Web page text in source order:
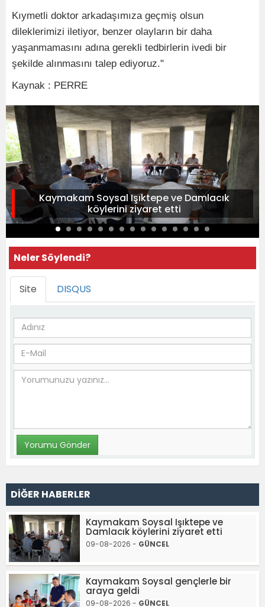
Kıymetli doktor arkadaşımıza geçmiş olsun
dileklerimizi iletiyor, benzer olayların bir daha
yaşanmamasını adına gerekli tedbirlerin ivedi bir
şekilde alınmasını talep ediyoruz."
Kaynak : PERRE
Kaymakam Soysal Işıktepe ve Damlacık
köylerini ziyaret etti
Neler Söylendi?
Site DISQUS
DİĞER HABERLER
Kaymakam Soysal Işıktepe ve
Damlacık köylerini ziyaret etti
09-08-2026 - GÜNCEL
Kaymakam Soysal gençlerle bir
araya geldi
09-08-2026 - GÜNCEL